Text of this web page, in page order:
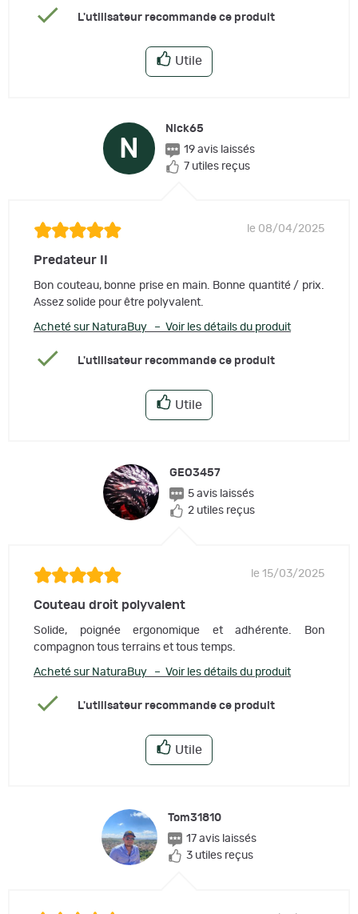
L'utilisateur recommande ce produit
Utile
N
Nick65
19 avis laissés
7 utiles reçus
le 08/04/2025
Predateur II
Bon couteau, bonne prise en main. Bonne quantité / prix.
Assez solide pour être polyvalent.
Acheté sur NaturaBuy – Voir les détails du produit
L'utilisateur recommande ce produit
Utile
GEO3457
5 avis laissés
2 utiles reçus
le 15/03/2025
Couteau droit polyvalent
Solide, poignée ergonomique et adhérente. Bon
compagnon tous terrains et tous temps.
Acheté sur NaturaBuy – Voir les détails du produit
L'utilisateur recommande ce produit
Utile
Tom31810
17 avis laissés
3 utiles reçus